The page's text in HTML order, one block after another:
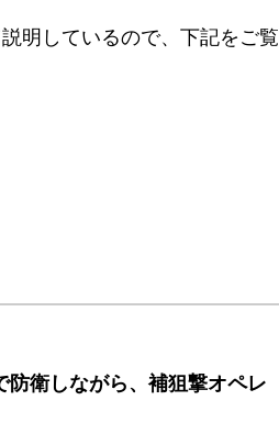
明しているので、下記をご覧
防衛しながら、補狙撃オペレ